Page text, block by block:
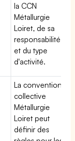
la CCN
Métallurgie
Loiret, de sa
responsabilité
et du type
d'activité.
La convention
collective
Métallurgie
Loiret peut
définir des